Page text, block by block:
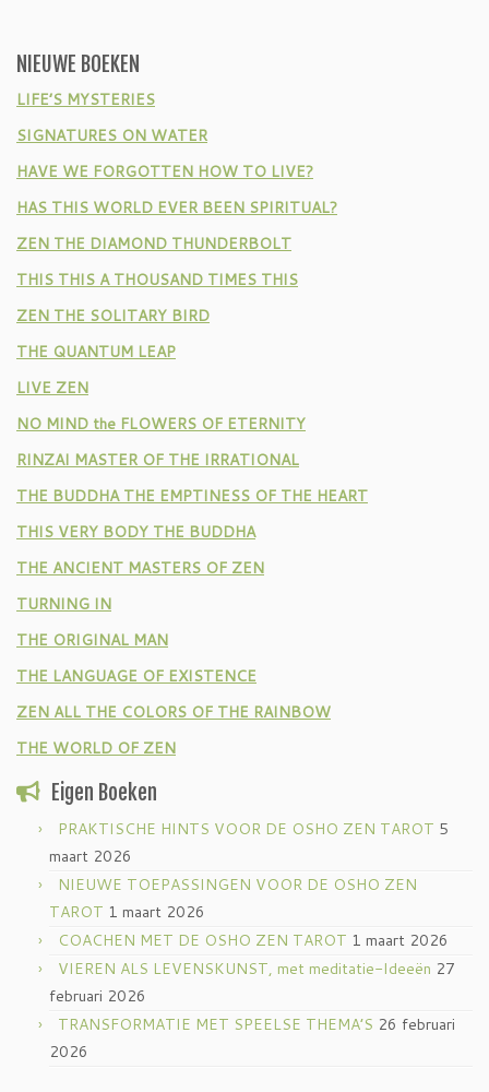
NIEUWE BOEKEN
LIFE’S MYSTERIES
SIGNATURES ON WATER
HAVE WE FORGOTTEN HOW TO LIVE?
HAS THIS WORLD EVER BEEN SPIRITUAL?
ZEN THE DIAMOND THUNDERBOLT
THIS THIS A THOUSAND TIMES THIS
ZEN THE SOLITARY BIRD
THE QUANTUM LEAP
LIVE ZEN
NO MIND the FLOWERS OF ETERNITY
RINZAI MASTER OF THE IRRATIONAL
THE BUDDHA THE EMPTINESS OF THE HEART
THIS VERY BODY THE BUDDHA
THE ANCIENT MASTERS OF ZEN
TURNING IN
THE ORIGINAL MAN
THE LANGUAGE OF EXISTENCE
ZEN ALL THE COLORS OF THE RAINBOW
THE WORLD OF ZEN
Eigen Boeken
PRAKTISCHE HINTS VOOR DE OSHO ZEN TAROT 5
maart 2026
NIEUWE TOEPASSINGEN VOOR DE OSHO ZEN
TAROT 1 maart 2026
COACHEN MET DE OSHO ZEN TAROT 1 maart 2026
VIEREN ALS LEVENSKUNST, met meditatie-Ideeën 27
februari 2026
TRANSFORMATIE MET SPEELSE THEMA’S 26 februari
2026